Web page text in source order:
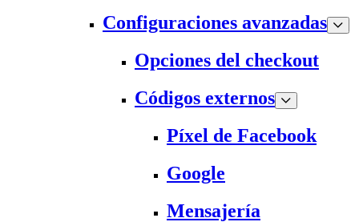
Configuraciones avanzadas
Opciones del checkout
Códigos externos
Píxel de Facebook
Google
Mensajería